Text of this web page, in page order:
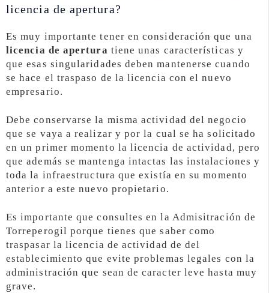
licencia de apertura?
Es muy importante tener en consideración que una
licencia de apertura tiene unas características y
que esas singularidades deben mantenerse cuando
se hace el traspaso de la licencia con el nuevo
empresario.
Debe conservarse la misma actividad del negocio
que se vaya a realizar y por la cual se ha solicitado
en un primer momento la licencia de actividad, pero
que además se mantenga intactas las instalaciones y
toda la infraestructura que existía en su momento
anterior a este nuevo propietario.
Es importante que consultes en la Admisitración de
Torreperogil porque tienes que saber como
traspasar la licencia de actividad de del
establecimiento que evite problemas legales con la
administración que sean de caracter leve hasta muy
grave.